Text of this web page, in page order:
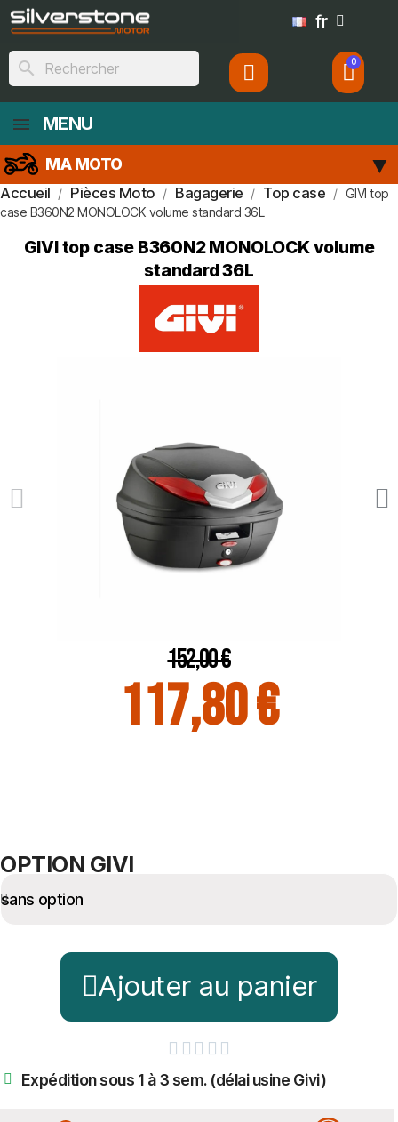
fr
search
MENU
MA MOTO
Accueil Pièces Moto Bagagerie Top case
GIVI top
case B360N2 MONOLOCK volume standard 36L
GIVI top case B360N2 MONOLOCK volume
standard 36L
152,00 €
117,80 €
OPTION GIVI
Ajouter au panier
    
Expédition sous 1 à 3 sem. (délai usine Givi)